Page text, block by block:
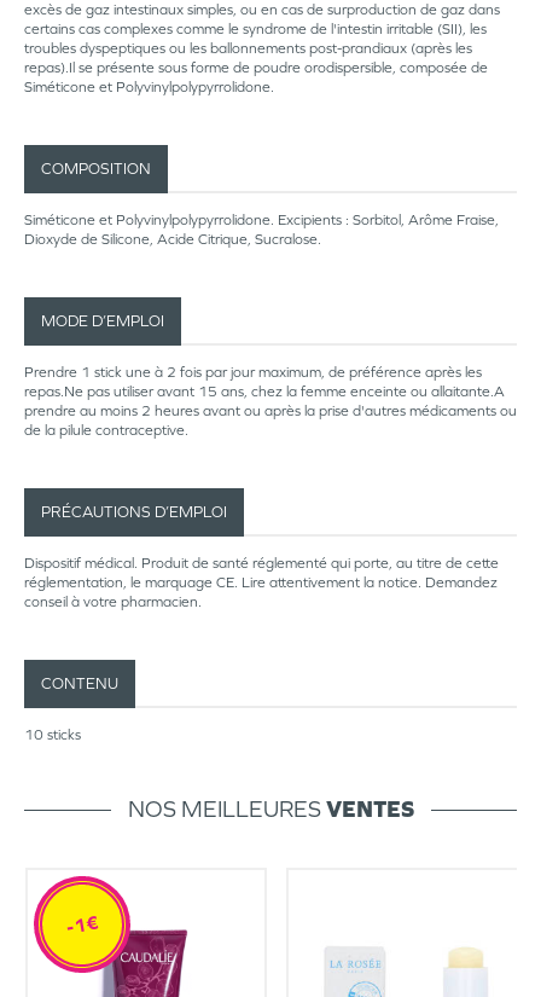
excès de gaz intestinaux simples, ou en cas de surproduction de gaz dans
certains cas complexes comme le syndrome de l'intestin irritable (SII), les
troubles dyspeptiques ou les ballonnements post-prandiaux (après les
repas).Il se présente sous forme de poudre orodispersible, composée de
Siméticone et Polyvinylpolypyrrolidone.
COMPOSITION
Siméticone et Polyvinylpolypyrrolidone. Excipients : Sorbitol, Arôme Fraise,
Dioxyde de Silicone, Acide Citrique, Sucralose.
MODE D’EMPLOI
Prendre 1 stick une à 2 fois par jour maximum, de préférence après les
repas.Ne pas utiliser avant 15 ans, chez la femme enceinte ou allaitante.A
prendre au moins 2 heures avant ou après la prise d'autres médicaments ou
de la pilule contraceptive.
PRÉCAUTIONS D’EMPLOI
Dispositif médical. Produit de santé réglementé qui porte, au titre de cette
réglementation, le marquage CE. Lire attentivement la notice. Demandez
conseil à votre pharmacien.
CONTENU
10 sticks
NOS MEILLEURESVENTES
-1€